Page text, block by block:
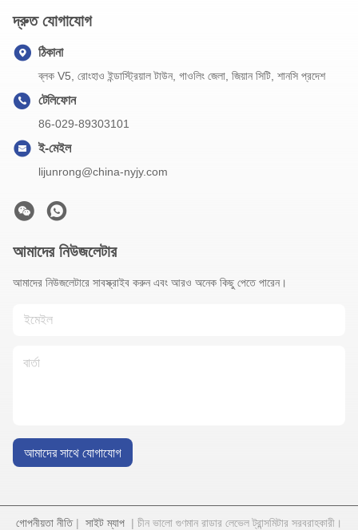
দ্রুত যোগাযোগ
ঠিকানা
ব্লক V5, রোংহাও ইন্ডাস্ট্রিয়াল টাউন, গাওলিং জেলা, জিয়ান সিটি, শানসি প্রদেশ
টেলিফোন
86-029-89303101
ই-মেইল
lijunrong@china-nyjy.com
আমাদের নিউজলেটার
আমাদের নিউজলেটারে সাবস্ক্রাইব করুন এবং আরও অনেক কিছু পেতে পারেন।
আমাদের সাথে যোগাযোগ
গোপনীয়তা নীতি| সাইট ম্যাপ | চীন ভালো গুণমান রাডার লেভেল ট্রান্সমিটার সরবরাহকারী।